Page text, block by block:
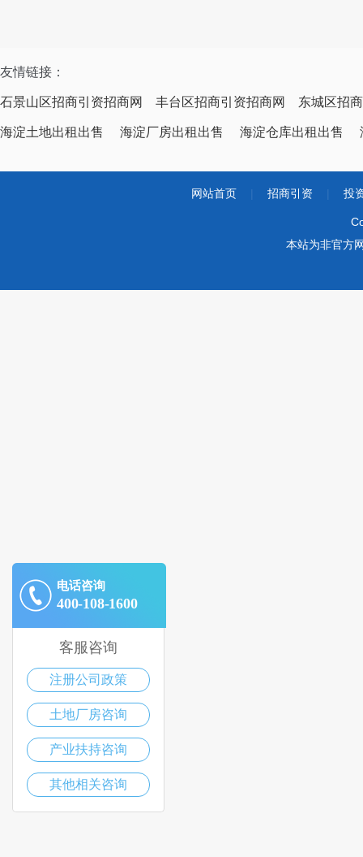
友情链接：
石景山区招商引资招商网 丰台区招商引资招商网 东城区招
海淀土地出租出售 海淀厂房出租出售 海淀仓库出租出售
网站首页 招商引资 投
本站为非官方
电话咨询
400-108-1600
客服咨询
注册公司政策
土地厂房咨询
产业扶持咨询
其他相关咨询